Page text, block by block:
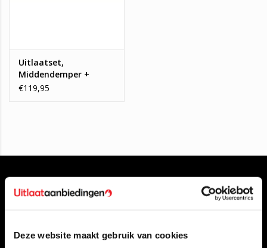
Deze website maakt gebruik van cookies
Uitlaatset,
Middendemper +
Einddemper Nissan
€119,95